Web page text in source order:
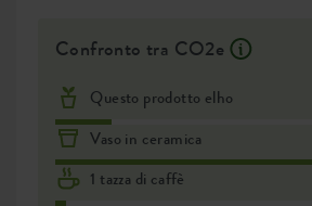
Confronto tra CO2e
Questo prodotto elho
Vaso in ceramica
1 tazza di caffè